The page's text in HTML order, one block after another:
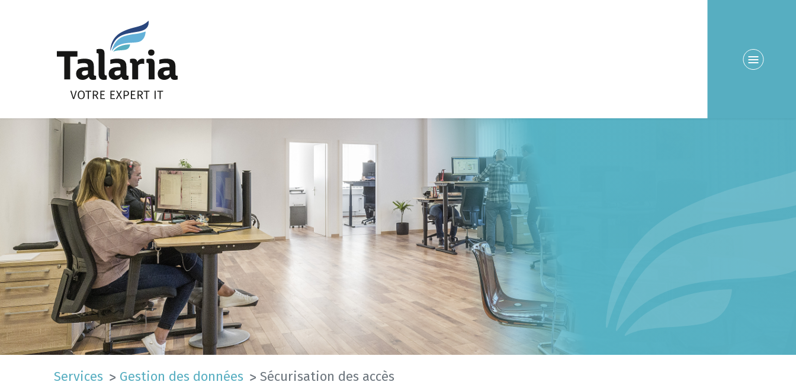
Services Gestion des données Sécurisation des accès